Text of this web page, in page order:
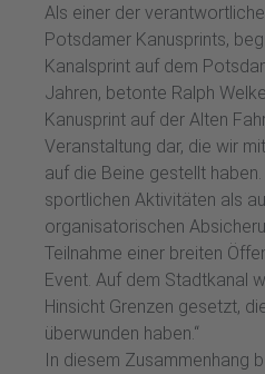
Als einer der
Potsdamer Kanusprints,
Kanalsprint auf dem
Jahren, betonte Ralph
Kanusprint auf der Alten
Veranstaltung dar, die wir
auf die Beine gestellt
sportlichen Aktivitäten als
organisatorischen
Teilnahme einer breiten
Event. Auf dem Stadtkanal
Hinsicht Grenzen gesetzt,
überwunden haben.“
In diesem Zusammenhang